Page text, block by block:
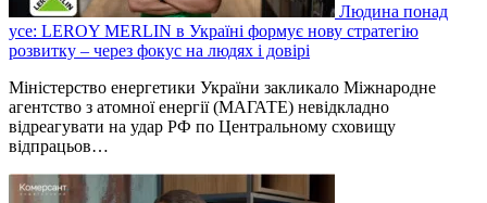
Людина понад
усе: LEROY MERLIN в Україні формує нову стратегію
розвитку – через фокус на людях і довірі
Міністерство енергетики України закликало Міжнародне
агентство з атомної енергії (МАГАТЕ) невідкладно
відреагувати на удар РФ по Центральному сховищу
відпрацьов…